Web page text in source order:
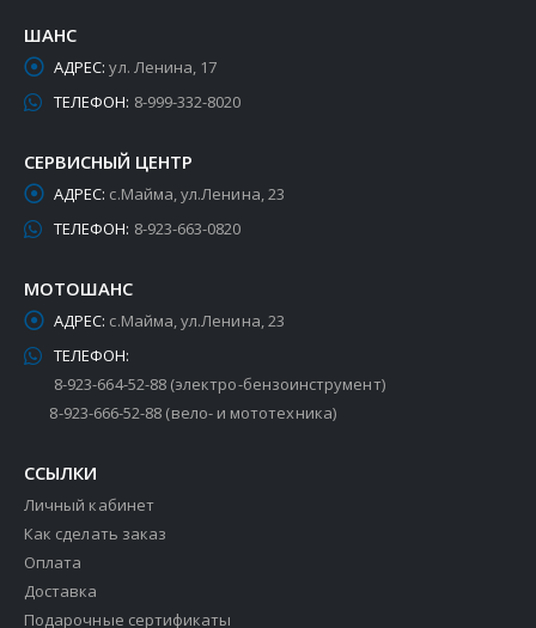
ШАНС
АДРЕС: ул. Ленина, 17
ТЕЛЕФОН: 8-999-332-8020
СЕРВИСНЫЙ ЦЕНТР
АДРЕС: с.Майма, ул.Ленина, 23
ТЕЛЕФОН: 8-923-663-0820
МОТОШАНС
АДРЕС: с.Майма, ул.Ленина, 23
ТЕЛЕФОН:
8-923-664-52-88 (электро-бензоинструмент)
8-923-666-52-88 (вело- и мототехника)
ССЫЛКИ
Личный кабинет
Как сделать заказ
Оплата
Доставка
Подарочные сертификаты